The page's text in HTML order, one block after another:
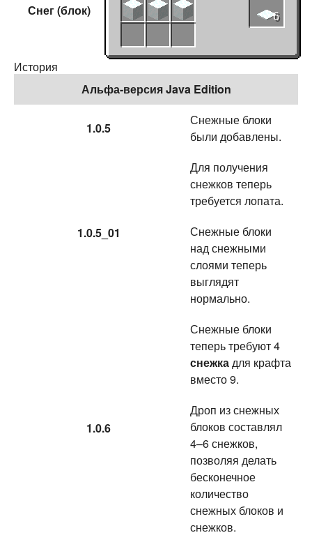
Снег (блок) 6
История
Альфа-версия Java Edition
1.0.5
Снежные блоки
были добавлены.
1.0.5_01
Для получения
снежков теперь
требуется лопата.
Снежные блоки
над снежными
слоями теперь
выглядят
нормально.
1.0.6
Снежные блоки
теперь требуют 4
снежкадля крафта
вместо 9.
Дроп из снежных
блоков составлял
4–6 снежков,
позволяя делать
бесконечное
количество
снежных блоков и
снежков.